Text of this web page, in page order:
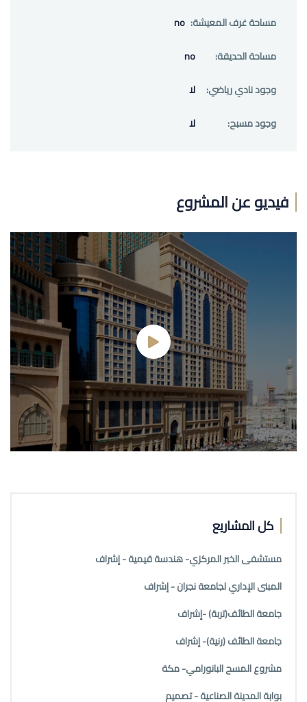
مساحة غرف المعيشة: no
مساحة الحديقة:
no
وجود نادي رياضي:
لا
وجود مسبح:
لا
فيديو عن المشروع
كل المشاريع
مستشفى الخبر المركزي- هندسة قيمية - إشراف
المبنى الإداري لجامعة نجران - إشراف
جامعة الطائف(تربة) -إشراف
جامعة الطائف (رنية)- إشراف
مشروع المسح البانورامي- مكة
بوابة المدينة الصناعية - تصميم